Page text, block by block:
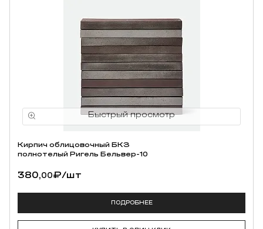
Кирпич облицовочный БКЗ
полнотелый Ригель Бельвер-10
380,00₽/шт
ПОДРОБНЕЕ